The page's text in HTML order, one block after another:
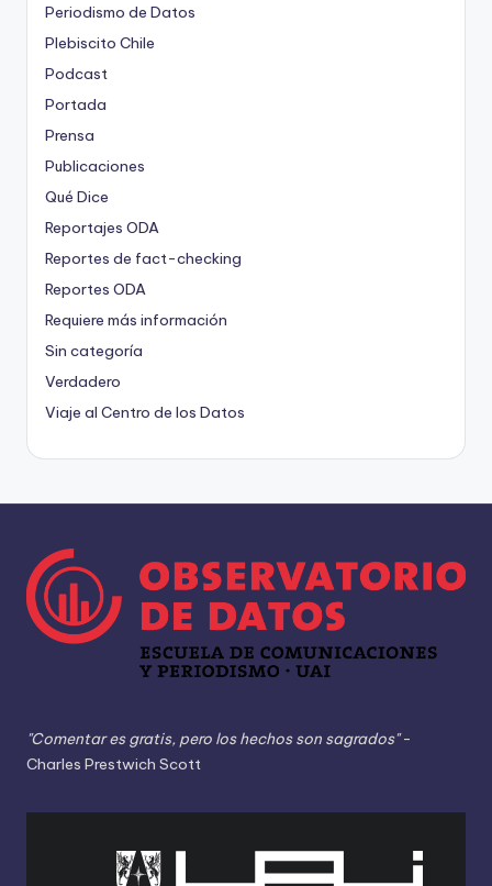
Periodismo de Datos
Plebiscito Chile
Podcast
Portada
Prensa
Publicaciones
Qué Dice
Reportajes ODA
Reportes de fact-checking
Reportes ODA
Requiere más información
Sin categoría
Verdadero
Viaje al Centro de los Datos
"Comentar es gratis, pero los hechos son sagrados"-
Charles Prestwich Scott